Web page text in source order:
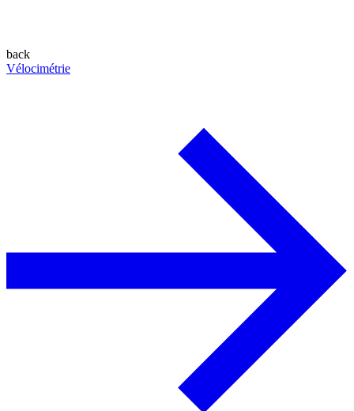
back
Vélocimétrie